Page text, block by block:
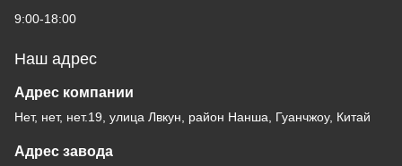
9:00-18:00
Наш адрес
Адрес компании
Нет, нет, нет.19, улица Лвкун, район Нанша, Гуанчжоу, Китай
Адрес завода